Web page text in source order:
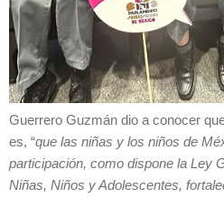
Guerrero Guzmán dio a conocer
es, “que las niñas y los niños de
participación, como dispone la Ley
Niñas, Niños y Adolescentes,